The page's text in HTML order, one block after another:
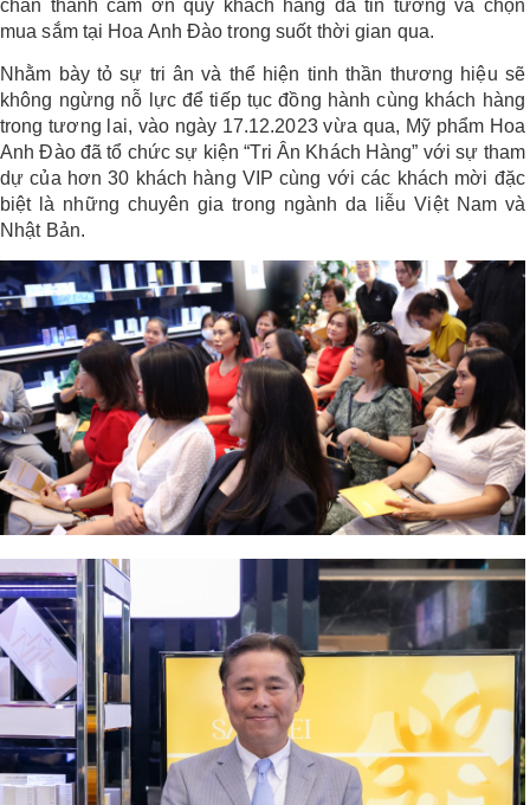
Z
chân thành cảm ơn quý khách hàng đã tin tưởng và chọn
mua sắm tại Hoa Anh Đào trong suốt thời gian qua.
Nhằm bày tỏ sự tri ân và thể hiện tinh thần thương hiệu sẽ
không ngừng nỗ lực để tiếp tục đồng hành cùng khách hàng
trong tương lai, vào ngày 17.12.2023 vừa qua, Mỹ phẩm Hoa
Anh Đào đã tổ chức sự kiện “Tri Ân Khách Hàng” với sự tham
dự của hơn 30 khách hàng VIP cùng với các khách mời đặc
biệt là những chuyên gia trong ngành da liễu Việt Nam và
Nhật Bản.